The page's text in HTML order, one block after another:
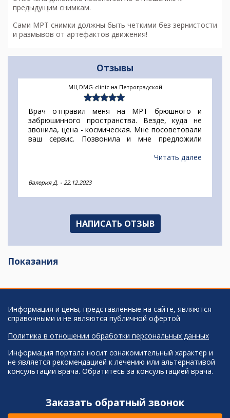
предыдущим снимкам.
Сами МРТ снимки должны быть четкими без зернистости
и размывов от артефактов движения!
Отзывы
МЦ DMG-clinic на Петроградской
Врач отправил меня на МРТ брюшного и
забрюшинного пространства. Везде, куда не
звонила, цена - космическая. Мне посоветовали
ваш сервис. Позвонила и мне предложили
Повезло, что смогли найти центр недалеко от
Читать далее
Валерия Д. - 22.12.2023
НАПИСАТЬ ОТЗЫВ
Показания
Информация и цены, представленные на сайте, являются
справочными и не являются публичной офертой
Политика в отношении обработки персональных данных
Информация портала носит ознакомительный характер и
не является рекомендацией к лечению или альтернативой
консультации врача. Обратитесь за консультацией врача.
Заказать обратный звонок